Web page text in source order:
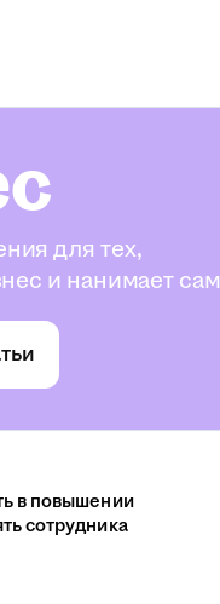
для тех,
и нанимает сам
в повышении
сотрудника